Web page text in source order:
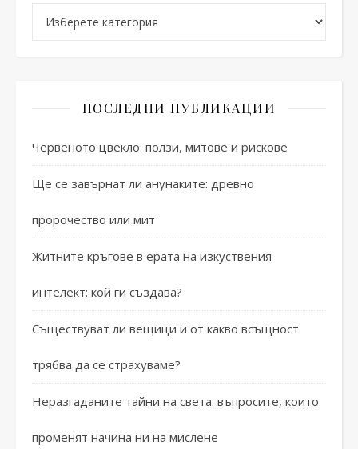
ПОСЛЕДНИ ПУБЛИКАЦИИ
Червеното цвекло: ползи, митове и рискове
Ще се завърнат ли анунаките: древно
пророчество или мит
Житните кръгове в ерата на изкуствения
интелект: кой ги създава?
Съществуват ли вещици и от какво всъщност
трябва да се страхуваме?
Неразгаданите тайни на света: въпросите, които
променят начина ни на мислене